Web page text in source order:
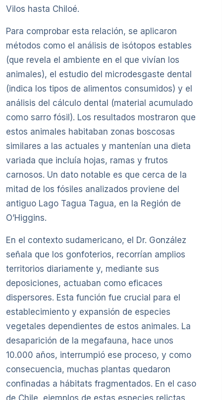
Vilos hasta Chiloé.
Para comprobar esta relación, se aplicaron
métodos como el análisis de isótopos estables
(que revela el ambiente en el que vivían los
animales), el estudio del microdesgaste dental
(indica los tipos de alimentos consumidos) y el
análisis del cálculo dental (material acumulado
como sarro fósil). Los resultados mostraron que
estos animales habitaban zonas boscosas
similares a las actuales y mantenían una dieta
variada que incluía hojas, ramas y frutos
carnosos. Un dato notable es que cerca de la
mitad de los fósiles analizados proviene del
antiguo Lago Tagua Tagua, en la Región de
O’Higgins.
En el contexto sudamericano, el Dr. González
señala que los gonfoterios, recorrían amplios
territorios diariamente y, mediante sus
deposiciones, actuaban como eficaces
dispersores. Esta función fue crucial para el
establecimiento y expansión de especies
vegetales dependientes de estos animales. La
desaparición de la megafauna, hace unos
10.000 años, interrumpió ese proceso, y como
consecuencia, muchas plantas quedaron
confinadas a hábitats fragmentados. En el caso
de Chile, ejemplos de estas especies relictas